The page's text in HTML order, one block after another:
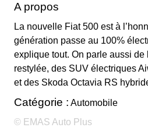
A propos
La nouvelle Fiat 500 est à
génération passe au 100%
explique tout. On parle aussi
restylée, des SUV électriques
et des Skoda Octavia RS
Catégorie : Automobile
© EMAS Auto Plus